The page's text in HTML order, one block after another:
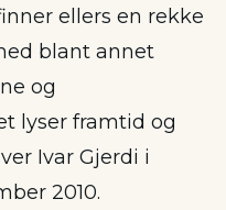
ellers en rekke
blant annet
og
lyser framtid og
Ivar Gjerdi i
2010.